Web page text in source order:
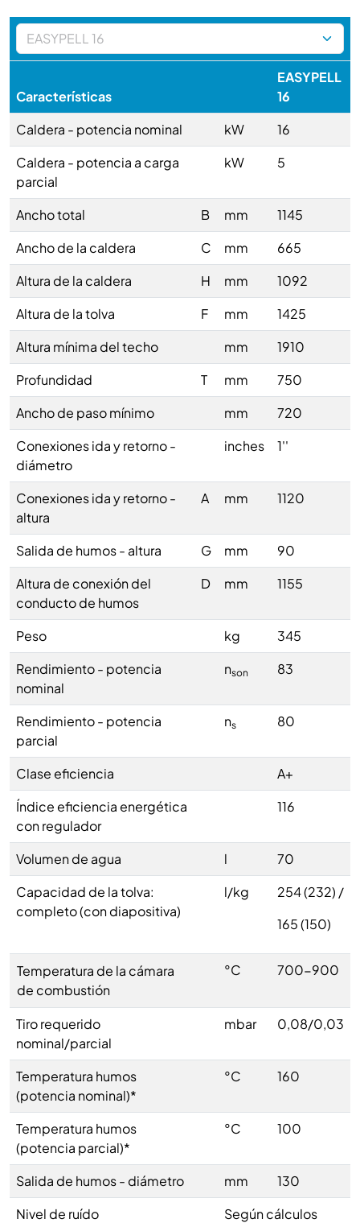
Características
EASYPELL
16
Caldera - potencia nominal
kW
16
Caldera - potencia a carga
parcial
kW 5
Ancho total B mm
1145
Ancho de la caldera
C mm
665
Altura de la caldera
H mm
1092
Altura de la tolva
F mm
1425
Altura mínima del techo
mm
1910
Profundidad
T mm
750
Ancho de paso mínimo
mm
720
Conexiones ida y retorno -
diámetro
inches 1''
Conexiones ida y retorno -
altura
A mm 1120
Salida de humos - altura G mm
90
Altura de conexión del
conducto de humos
D mm 1155
Peso kg
345
Rendimiento - potencia
nominal
nson 83
Rendimiento - potencia
parcial
ns 80
Clase eficiencia
A+
Índice eficiencia energética
con regulador
116
Volumen de agua l
70
Capacidad de la tolva:
completo (con diapositiva)
l/kg
254 (232) /
165 (150)
Temperatura de la cámara
de combustión
°C 700-900
Tiro requerido
nominal/parcial
mbar 0,08/0,03
Temperatura humos
(potencia nominal)*
°C 160
Temperatura humos
(potencia parcial)*
°C 100
Salida de humos - diámetro mm
130
Nivel de ruído
Según cálculos